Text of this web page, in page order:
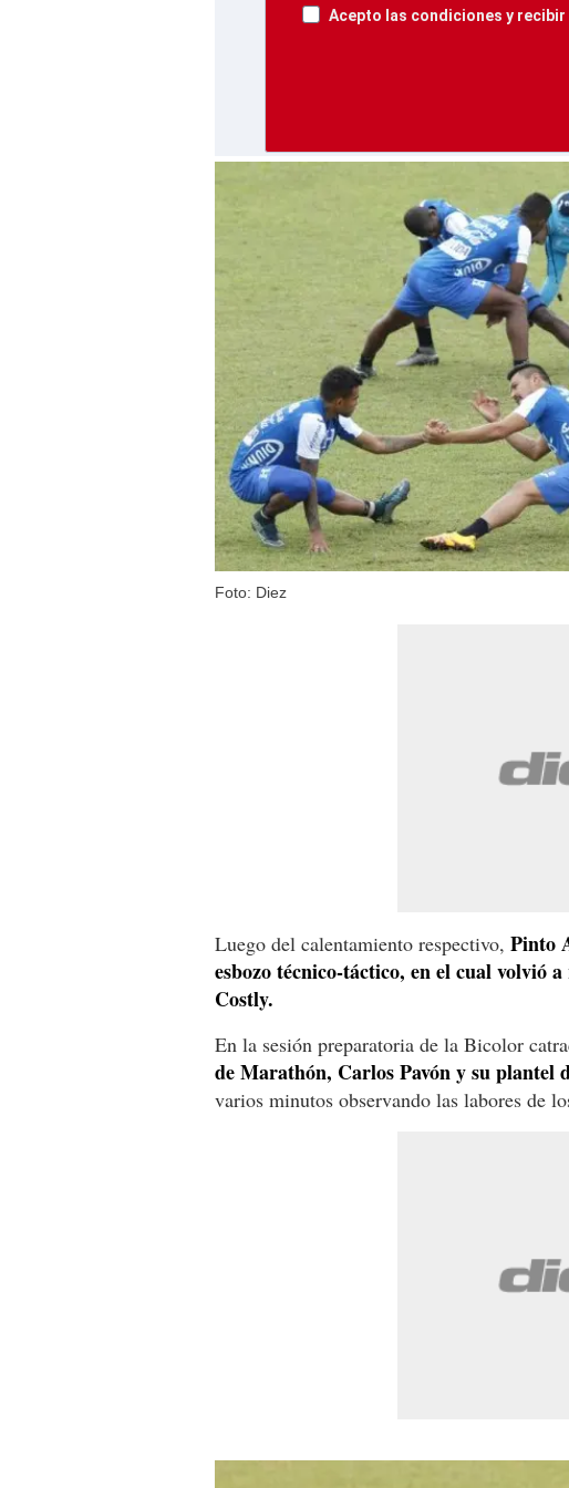
Acepto las condiciones y
Foto: Diez
Luego del calentamiento respectivo, Pinto
esbozo técnico-táctico, en el cual volvió
Costly.
En la sesión preparatoria de la Bicolor
de Marathón, Carlos Pavón y su plantel
varios minutos observando las labores de